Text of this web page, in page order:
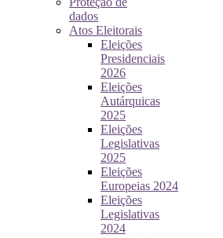
dados
Atos Eleitorais
Eleições
Presidenciais
2026
Eleições
Autárquicas
2025
Eleições
Legislativas
2025
Eleições
Europeias 2024
Eleições
Legislativas
2024